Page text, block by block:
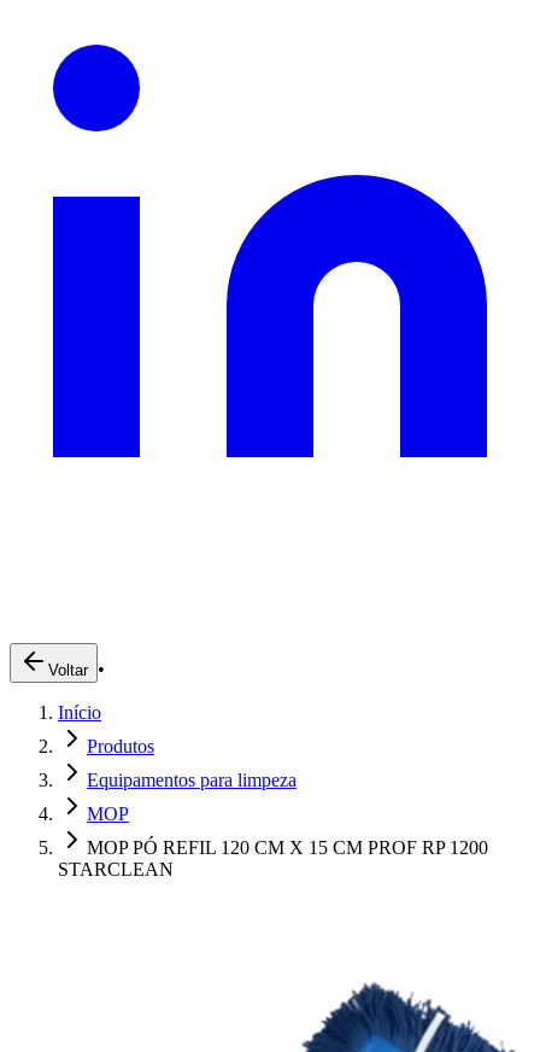
Pedidos Online
Trabalhe Conosco
Voltar •
Início
Produtos
Equipamentos para limpeza
MOP
MOP PÓ REFIL 120 CM X 15 CM PROF RP 1200
STARCLEAN